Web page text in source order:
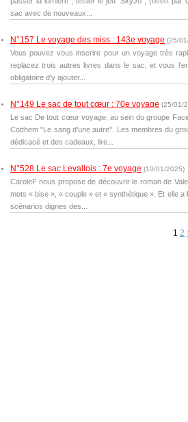
sac avec de nouveaux...
N°157 Le voyage des miss : 143e voyage (25/
Vous pouvez vous inscrire pour un voyage très
replacez trois autres livres dans le sac, et vous
obligatoire d'y ajouter...
N°149 Le sac de tout cœur : 70e voyage (25/01/
Le sac De tout cœur voyage, au sein du groupe
Cotthem "Le sang d'une autre". Les membres du
dédicacé et des cadeaux, lire...
N°528 Le sac Levallois : 7e voyage (10/01/2025)
CaroleF nous propose de découvrir le roman de
mots « bise », « couple » et « synthétique ». Et elle
scénarios dignes des...
1 2